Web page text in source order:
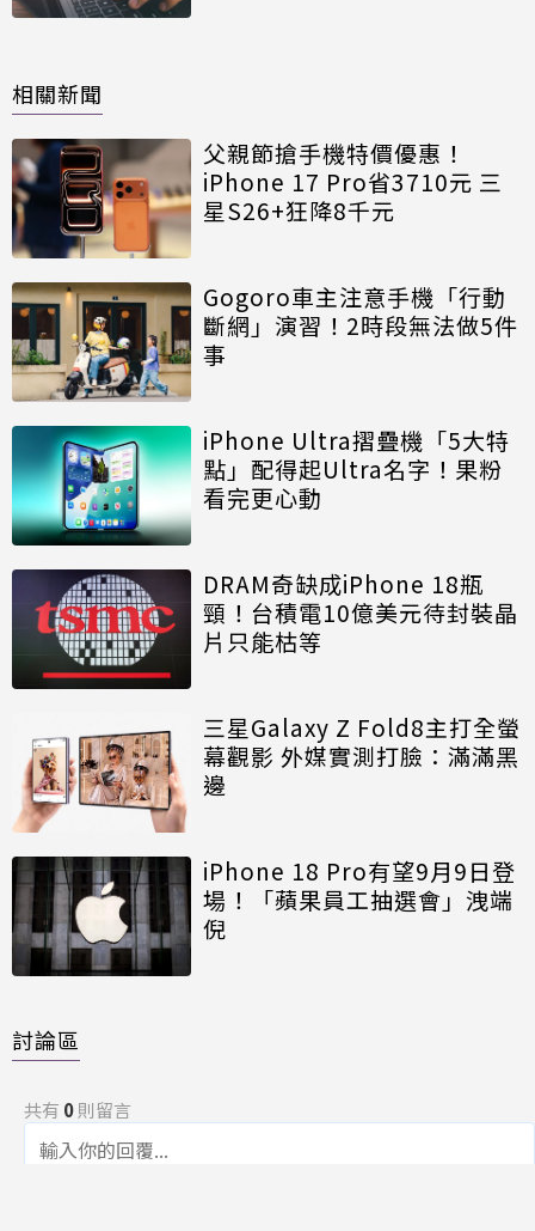
相關新聞
父親節搶手機特價優惠！
iPhone 17 Pro省3710元 三
星S26+狂降8千元
Gogoro車主注意手機「行動
斷網」演習！2時段無法做5件
事
iPhone Ultra摺疊機「5大特
點」配得起Ultra名字！果粉
看完更心動
DRAM奇缺成iPhone 18瓶
頸！台積電10億美元待封裝晶
片只能枯等
三星Galaxy Z Fold8主打全螢
幕觀影 外媒實測打臉：滿滿黑
邊
iPhone 18 Pro有望9月9日登
場！「蘋果員工抽選會」洩端
倪
討論區
共有 0則留言